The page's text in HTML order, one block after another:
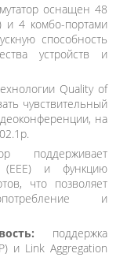
оснащен 48
и 4 комбо-портами
способность
устройств и
Quality of
чувствительный
на
поддерживает
(EEE) и функцию
что позволяет
и
поддержка
и Link Aggregation